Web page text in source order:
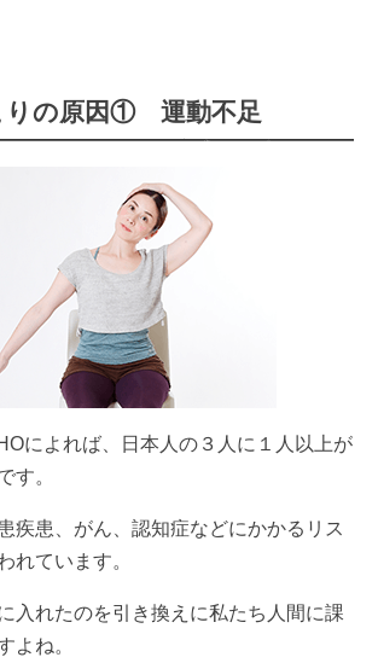
りの原因① 運動不足
によれば、日本人の３人に１人以上が
す。
疾患、がん、認知症などにかかるリス
れています。
入れたのを引き換えに私たち人間に課
よね。